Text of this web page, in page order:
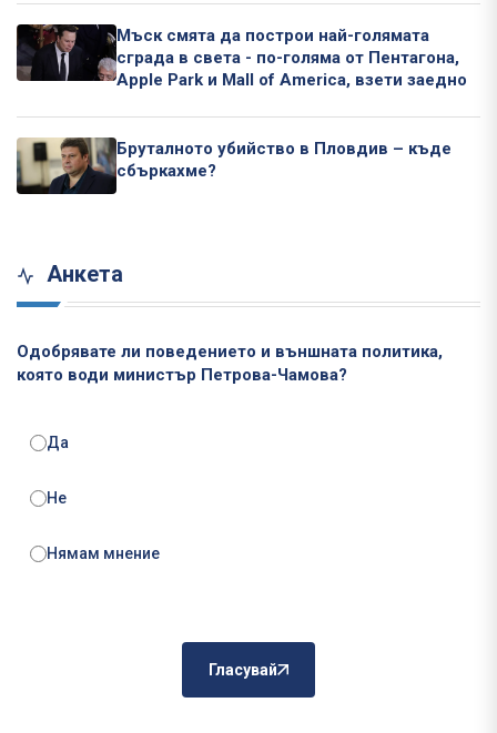
Мъск смята да построи най-голямата
сграда в света - по-голяма от Пентагона,
Apple Park и Mall of America, взети заедно
Бруталното убийство в Пловдив – къде
сбъркахме?
Анкета
Одобрявате ли поведението и външната политика,
която води министър Петрова-Чамова?
Да
Не
Нямам мнение
Гласувай